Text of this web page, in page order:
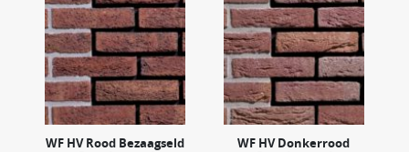
WF HV Rood Bezaagseld
WF HV Donkerrood